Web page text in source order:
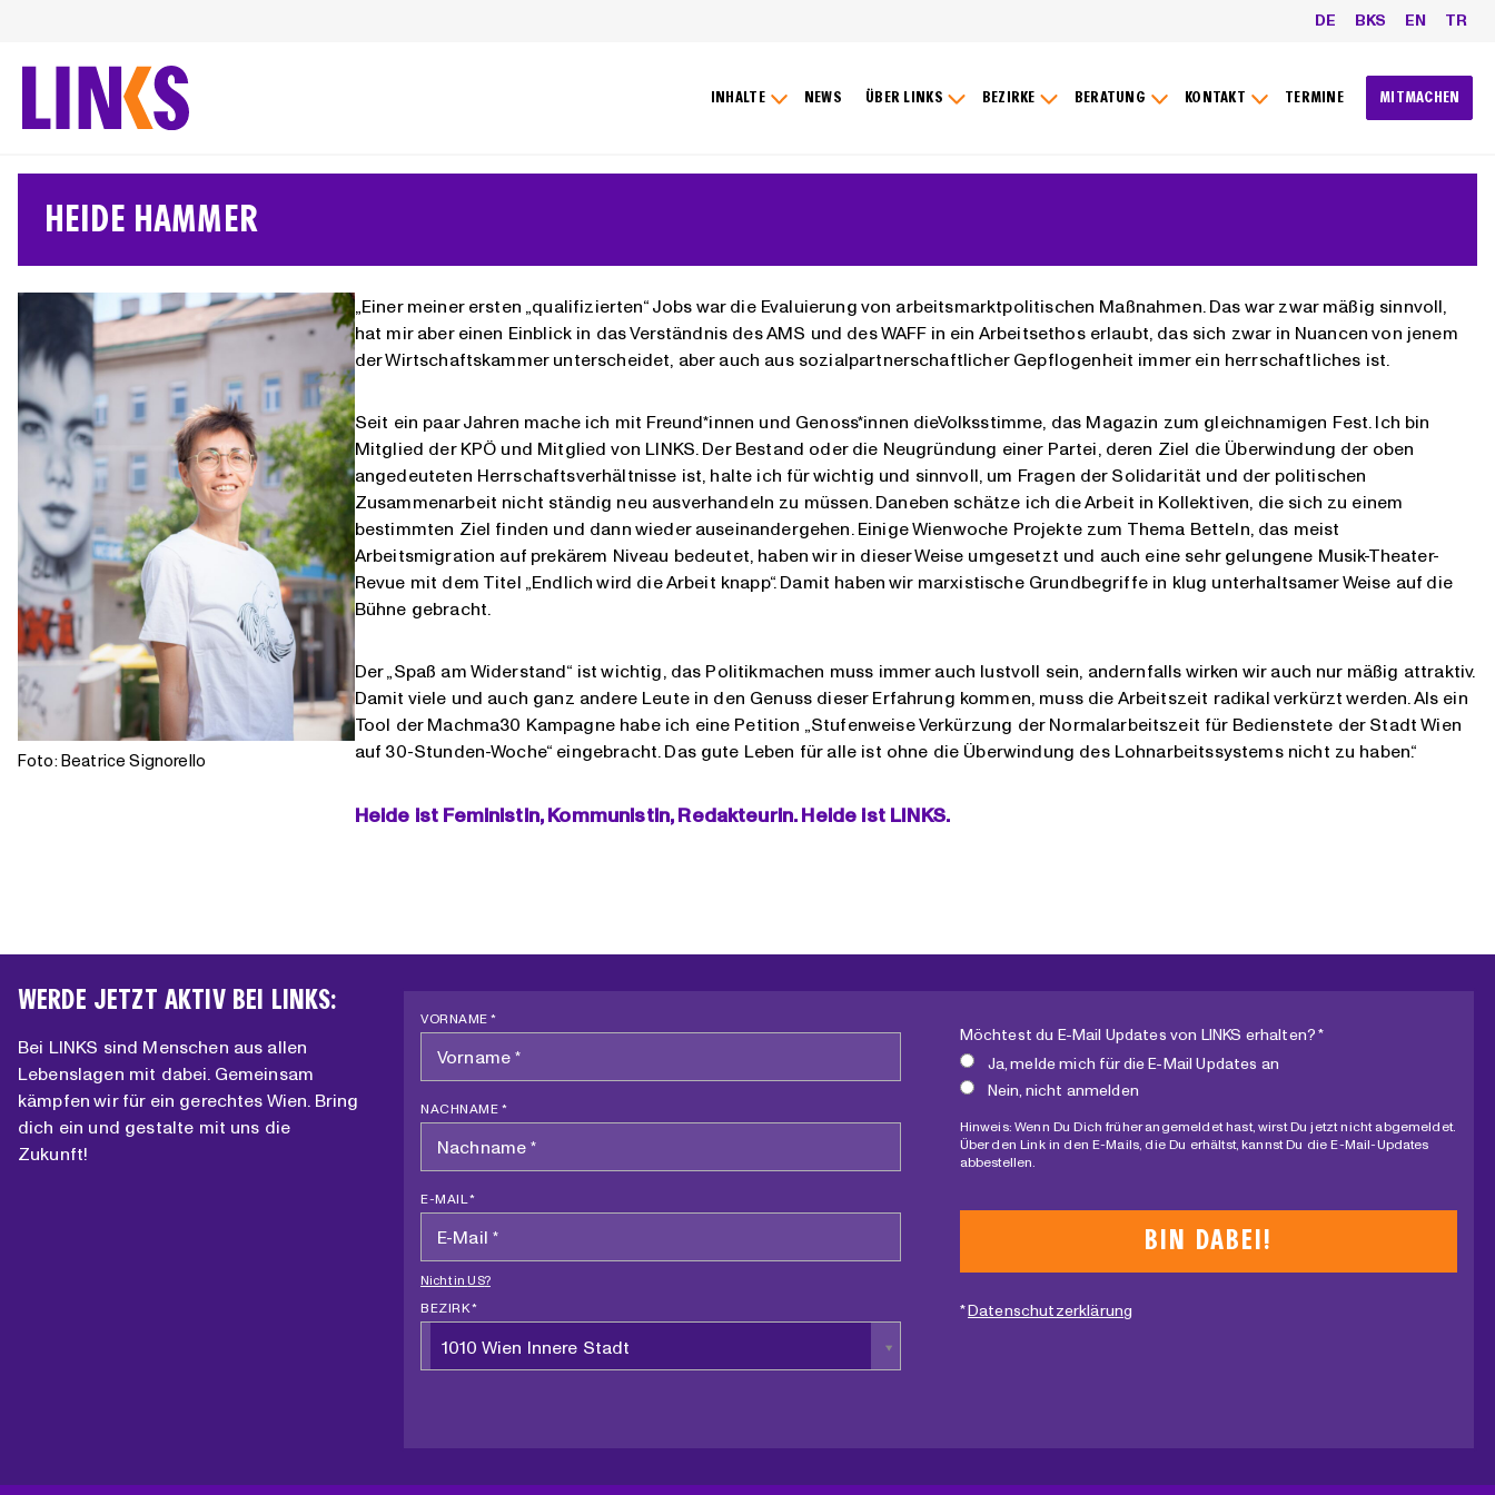
springen
DE BKS EN TR
INHALTE NEWS ÜBER LINKS BEZIRKE BERATUNG KONTAKT TERMINE MITMACHEN
HEIDE HAMMER
Foto: Beatrice Signorello
„Einer meiner ersten „qualifizierten“ Jobs war die Evaluierung von arbeitsmarktpolitischen Maßnahmen. Das war zwar mäßig sinnvoll,
hat mir aber einen Einblick in das Verständnis des AMS und des WAFF in ein Arbeitsethos erlaubt, das sich zwar in Nuancen von jenem
der Wirtschaftskammer unterscheidet, aber auch aus sozialpartnerschaftlicher Gepflogenheit immer ein herrschaftliches ist.
Seit ein paar Jahren mache ich mit Freund*innen und Genoss*innen dieVolksstimme, das Magazin zum gleichnamigen Fest. Ich bin
Mitglied der KPÖ und Mitglied von LINKS. Der Bestand oder die Neugründung einer Partei, deren Ziel die Überwindung der oben
angedeuteten Herrschaftsverhältnisse ist, halte ich für wichtig und sinnvoll, um Fragen der Solidarität und der politischen
Zusammenarbeit nicht ständig neu ausverhandeln zu müssen. Daneben schätze ich die Arbeit in Kollektiven, die sich zu einem
bestimmten Ziel finden und dann wieder auseinandergehen. Einige Wienwoche Projekte zum Thema Betteln, das meist
Arbeitsmigration auf prekärem Niveau bedeutet, haben wir in dieser Weise umgesetzt und auch eine sehr gelungene Musik-Theater-
Revue mit dem Titel „Endlich wird die Arbeit knapp“. Damit haben wir marxistische Grundbegriffe in klug unterhaltsamer Weise auf die
Bühne gebracht.
Der „Spaß am Widerstand“ ist wichtig, das Politikmachen muss immer auch lustvoll sein, andernfalls wirken wir auch nur mäßig attraktiv.
Damit viele und auch ganz andere Leute in den Genuss dieser Erfahrung kommen, muss die Arbeitszeit radikal verkürzt werden. Als ein
Tool der Machma30 Kampagne habe ich eine Petition „Stufenweise Verkürzung der Normalarbeitszeit für Bedienstete der Stadt Wien
auf 30-Stunden-Woche“ eingebracht. Das gute Leben für alle ist ohne die Überwindung des Lohnarbeitssystems nicht zu haben.“
Heide ist Feministin, Kommunistin, Redakteurin. Heide ist LINKS.
WERDE JETZT AKTIV BEI LINKS:
Bei LINKS sind Menschen aus allen
Lebenslagen mit dabei. Gemeinsam
kämpfen wir für ein gerechtes Wien. Bring
dich ein und gestalte mit uns die
Zukunft!
VORNAME *
NACHNAME *
E-MAIL *
Nicht inUS?
BEZIRK *
1010 Wien Innere Stadt
Möchtest du E-Mail Updates von LINKS erhalten? *
Ja, melde mich für die E-Mail Updates an
Nein, nicht anmelden
Hinweis: Wenn Du Dich früher angemeldet hast, wirst Du jetzt nicht abgemeldet.
Über den Link in den E-Mails, die Du erhältst, kannst Du die E-Mail-Updates
abbestellen.
*Datenschutzerklärung